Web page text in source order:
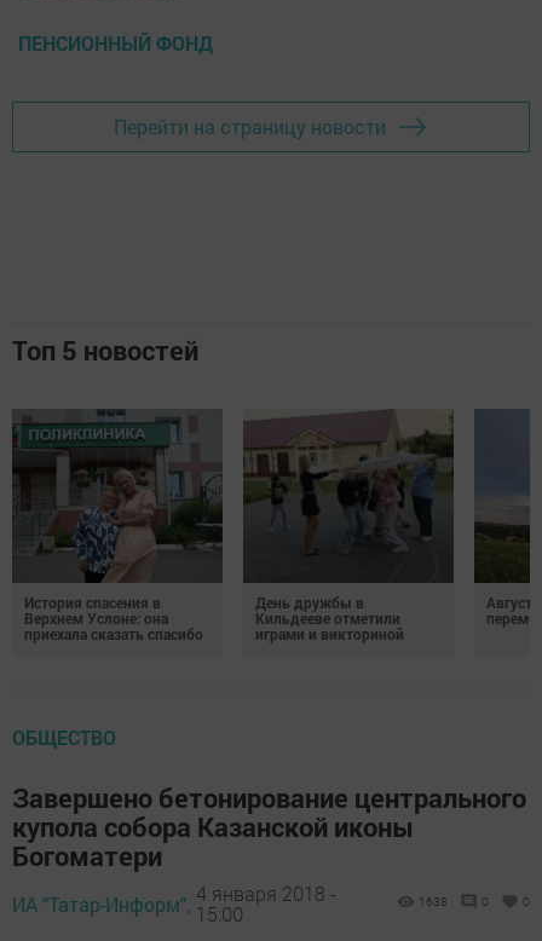
ПЕНСИОННЫЙ ФОНД
Перейти на страницу новости
Топ 5 новостей
История спасения в
Верхнем Услоне: она
приехала сказать спасибо
День дружбы в
Кильдееве отметили
играми и викториной
Август
ОБЩЕСТВО
Завершено бетонирование центрального
купола собора Казанской иконы
Богоматери
ИА "Татар-Информ", 4 января 2018 -
15:00
1638 0 0